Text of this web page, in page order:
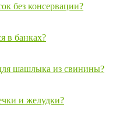
без консервации?
в банках?
шашлыка из свинины?
и желудки?